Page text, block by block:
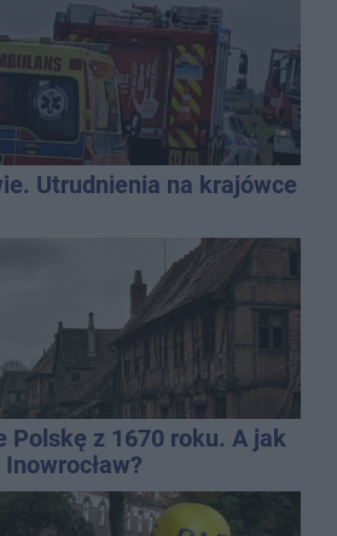
Utrudnienia na krajówce
Polskę z 1670 roku. A jak